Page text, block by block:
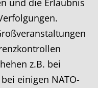
und die Erlaubnis
z.B. bei
einigen NATO-